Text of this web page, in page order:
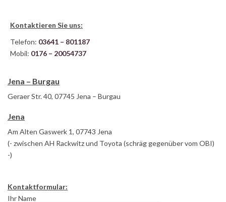
Kontaktieren Sie uns:
Telefon: 03641 – 801187
Mobil: 0176 – 20054737
Jena – Burgau
Geraer Str. 40, 07745 Jena – Burgau
Jena
Am Alten Gaswerk 1, 07743 Jena
(- zwischen AH Rackwitz und Toyota (schräg gegenüber vom OBI)
-)
Kontaktformular:
Ihr Name